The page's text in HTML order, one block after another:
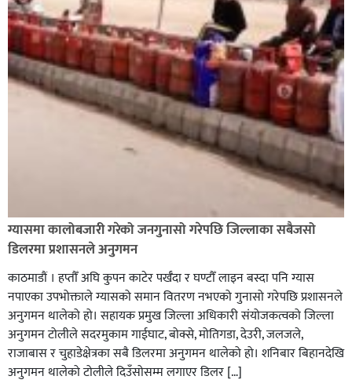
नेवार सेवा समिति घोराहीद्वारा एक महिने नेवारी बाजा तथा नृत्य
प्रशिक्षण सुरु,
शिक्षालाई उत्पादन, समृद्धि एवं सृजनशीलतासँग जोड्ने घोराही
बनाऔँ अभियानमा मेरो पनि साथ कमल ओली
ग्यासमा कालोबजारी गरेको जनगुनासो गरेपछि जिल्लाका सबैजसो
डिलरमा प्रशासनले अनुगमन
काठमाडौं । हप्तौँ अघि कुपन काटेर पर्खँदा र घण्टौँ लाइन बस्दा पनि ग्यास
नपाएका उपभोक्ताले ग्यासको समान वितरण नभएको गुनासो गरेपछि प्रशासनले
अनुगमन थालेको हो। सहायक प्रमुख जिल्ला अधिकारी संयोजकत्वको जिल्ला
अनुगमन टोलीले सदरमुकाम गाईघाट, बोक्से, मोतिगडा, देउरी, जलजले,
राजाबास र चुहाडेक्षेत्रका सबै डिलरमा अनुगमन थालेको हो। शनिबार बिहानदेखि
अनुगमन थालेको टोलीले दिउँसोसम्म लगाएर डिलर […]